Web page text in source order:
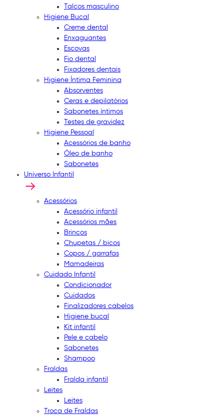
Talcos masculino
Higiene Bucal
Creme dental
Enxaguantes
Escovas
Fio dental
Fixadores dentais
Higiene Íntima Feminina
Absorventes
Ceras e depilatórios
Sabonetes íntimos
Testes de gravidez
Higiene Pessoal
Acessórios de banho
Óleo de banho
Sabonetes
Universo Infantil
Acessórios
Acessório infantil
Acessórios mães
Brincos
Chupetas / bicos
Copos / garrafas
Mamadeiras
Cuidado Infantil
Condicionador
Cuidados
Finalizadores cabelos
Higiene bucal
Kit infantil
Pele e cabelo
Sabonetes
Shampoo
Fraldas
Fralda infantil
Leites
Leites
Troca de Fraldas